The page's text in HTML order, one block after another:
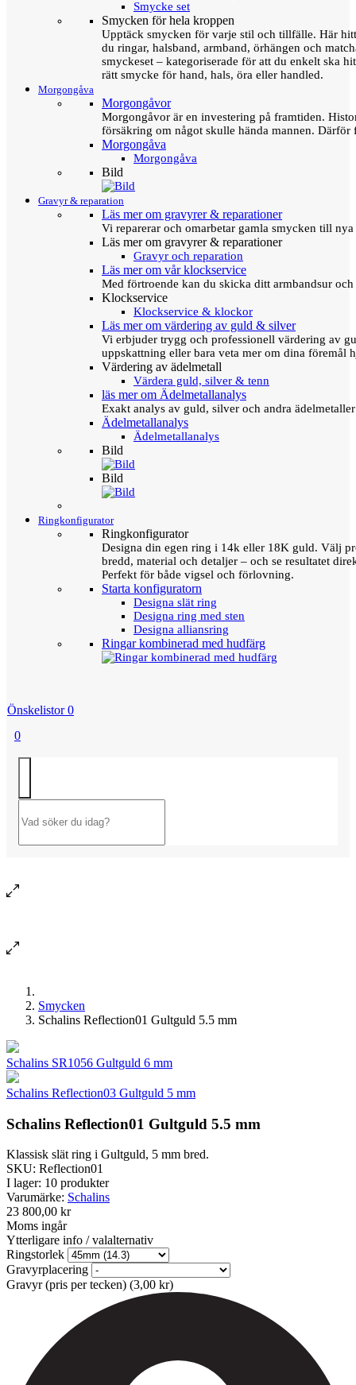
Smycke set
Smycken för hela kroppen
Upptäck smycken för varje stil och tillfälle. Här
du ringar, halsband, armband, örhängen och
smyckeset – kategoriserade för att du enkelt ska
rätt smycke för hand, hals, öra eller handled.
Morgongåva
Morgongåvor
Morgongåvor är en investering på framtiden.
försäkring om något skulle hända mannen.
Morgongåva
Morgongåva
Bild
Gravyr & reparation
Läs mer om gravyrer & reparationer
Vi reparerar och omarbetar gamla smycken till
Läs mer om gravyrer & reparationer
Gravyr och reparation
Läs mer om vår klockservice
Med förtroende kan du skicka ditt armbandsur
Klockservice
Klockservice & klockor
Läs mer om värdering av guld & silver
Vi erbjuder trygg och professionell värdering av
uppskattning eller bara veta mer om dina föremål
Värdering av ädelmetall
Värdera guld, silver & tenn
läs mer om Ädelmetallanalys
Exakt analys av guld, silver och andra
Ädelmetallanalys
Ädelmetallanalys
Bild
Bild
Ringkonfigurator
Ringkonfigurator
Designa din egen ring i 14k eller 18K guld. Välj
bredd, material och detaljer – och se resultatet
Perfekt för både vigsel och förlovning.
Starta konfiguratorn
Designa slät ring
Designa ring med sten
Designa alliansring
Ringar kombinerad med hudfärg
Önskelistor 0
0
Smycken
Schalins Reflection01 Gultguld 5.5 mm
Schalins SR1056 Gultguld 6 mm
Schalins Reflection03 Gultguld 5 mm
Schalins Reflection01 Gultguld 5.5 mm
Klassisk slät ring i Gultguld, 5 mm bred.
SKU: Reflection01
I lager: 10 produkter
Varumärke: Schalins
23 800,00 kr
Moms ingår
Ytterligare info / valalternativ
Ringstorlek
Gravyrplacering
Gravyr (pris per tecken) (3,00 kr)